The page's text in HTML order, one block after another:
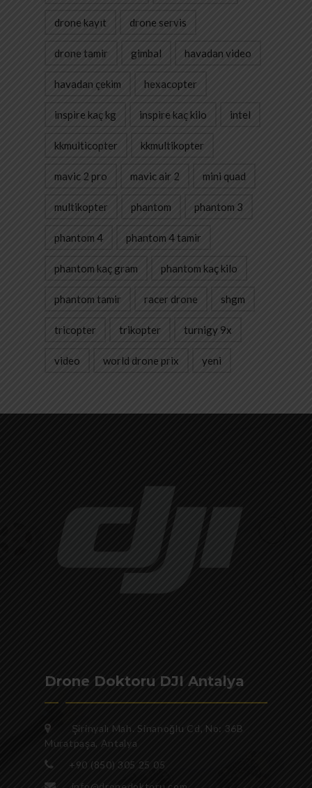
drone kayıt drone servis
drone tamir gimbal havadan video
havadan çekim hexacopter
inspire kaç kg inspire kaç kilo intel
kkmulticopter kkmultikopter
mavic 2 pro mavic air 2 mini quad
multikopter phantom phantom 3
phantom 4 phantom 4 tamir
phantom kaç gram phantom kaç kilo
phantom tamir racer drone shgm
tricopter trikopter turnigy 9x
video world drone prix yeni
Drone Doktoru DJI Antalya
Şirinyalı Mah. Sinanoğlu Cd, No: 36B
Muratpaşa, Antalya
+90 (850) 305 25 05